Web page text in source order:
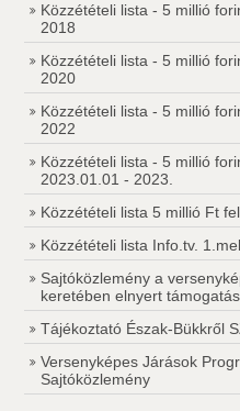
Közzétételi lista - 5 millió
2018
Közzétételi lista - 5 millió
2020
Közzétételi lista - 5 millió
2022
Közzétételi lista - 5 millió
2023.01.01 - 2023.
Közzétételi lista 5 millió Ft
Közzétételi lista Info.tv.
Sajtóközlemény a
keretében elnyert
Tájékoztató Észak-Bükkről
Versenyképes Járások
Sajtóközlemény